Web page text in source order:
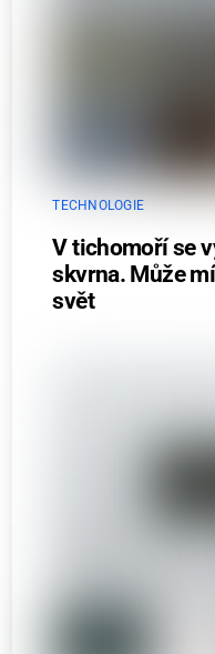
TECHNOLOGIE
V tichomoří se
skvrna. Může
svět